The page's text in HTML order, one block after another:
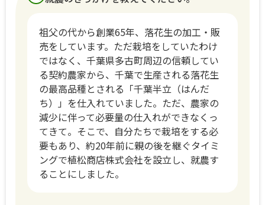
祖父の代から創業65年、落花生の加工・販
売をしています。ただ栽培をしていたわけ
ではなく、千葉県多古町周辺の信頼してい
る契約農家から、千葉で生産される落花生
の最高品種とされる「千葉半立（はんだ
ち）」を仕入れていました。ただ、農家の
減少に伴って必要量の仕入れができなくっ
てきて。そこで、自分たちで栽培をする必
要もあり、約20年前に親の後を継ぐタイミ
ングで植松商店株式会社を設立し、就農す
ることにしました。